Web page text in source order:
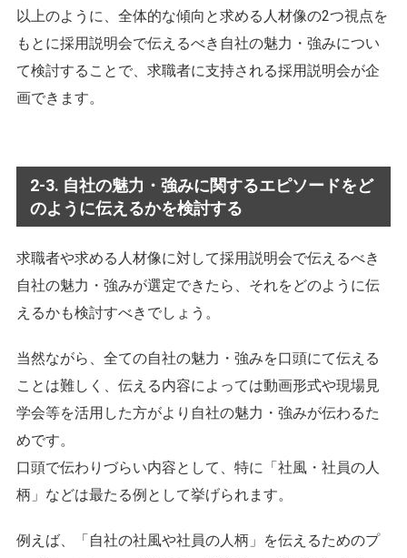
以上のように、全体的な傾向と求める人材像の2つ視点を
もとに採用説明会で伝えるべき自社の魅力・強みについ
て検討することで、求職者に支持される採用説明会が企
画できます。
2-3. 自社の魅力・強みに関するエピソードをど
のように伝えるかを検討する
求職者や求める人材像に対して採用説明会で伝えるべき
自社の魅力・強みが選定できたら、それをどのように伝
えるかも検討すべきでしょう。
当然ながら、全ての自社の魅力・強みを口頭にて伝える
ことは難しく、伝える内容によっては動画形式や現場見
学会等を活用した方がより自社の魅力・強みが伝わるた
めです。
口頭で伝わりづらい内容として、特に「社風・社員の人
柄」などは最たる例として挙げられます。
例えば、「自社の社風や社員の人柄」を伝えるためのプ